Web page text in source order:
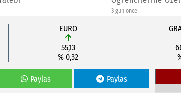
EURO
55,13
% 0,32
Paylas Paylas